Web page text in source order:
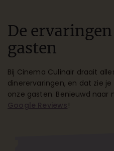
De
gasten
Bij Cinema Culinair draait
dinerervaringen, en dat zie
onze gasten. Benieuwd naar
Google Reviews !